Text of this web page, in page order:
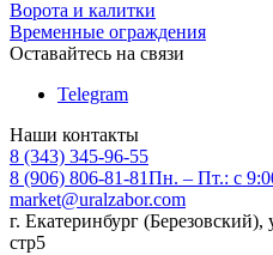
Ворота и калитки
Временные ограждения
Оставайтесь на связи
Telegram
Наши контакты
8 (343) 345-96-55
8 (906) 806-81-81Пн. – Пт.: с
market@uralzabor.com
г. Екатеринбург
стр5